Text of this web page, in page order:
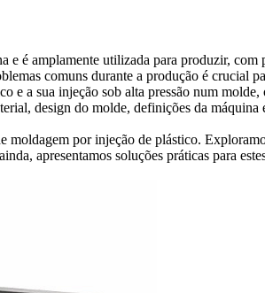
e é amplamente utilizada para produzir,
comuns durante a produção é crucial
e a sua injeção sob alta pressão num
design do molde, definições da
moldagem por injeção de plástico.
apresentamos soluções práticas para